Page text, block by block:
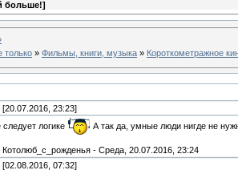
больше!]
только » Фильмы, книги, музыка » Короткометражное
[20.07.2016, 23:23]
логике
А так да, умные люди нигде не
Котолюб_с_рожденья - Среда, 20.07.2016, 23:24
[02.08.2016, 07:32]